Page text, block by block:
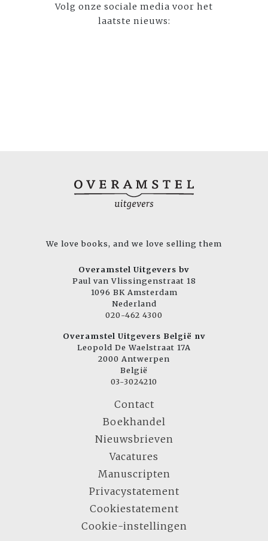
Volg onze sociale media voor het
laatste nieuws:
We love books, and we love selling them
Overamstel Uitgevers bv
Paul van Vlissingenstraat 18
1096 BK Amsterdam
Nederland
020-462 4300
Overamstel Uitgevers België nv
Leopold De Waelstraat 17A
2000 Antwerpen
België
03-3024210
Contact
Boekhandel
Nieuwsbrieven
Vacatures
Manuscripten
Privacystatement
Cookiestatement
Cookie-instellingen